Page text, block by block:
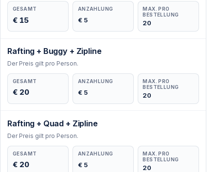
GESAMT
€ 15
ANZAHLUNG
€ 5
MAX. PRO
BESTELLUNG
20
Rafting + Buggy + Zipline
Der Preis gilt pro Person.
GESAMT
€ 20
ANZAHLUNG
€ 5
MAX. PRO
BESTELLUNG
20
Rafting + Quad + Zipline
Der Preis gilt pro Person.
GESAMT
€ 20
ANZAHLUNG
€ 5
MAX. PRO
BESTELLUNG
20